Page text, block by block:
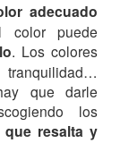
adecuado
color puede
. Los colores
tranquilidad…
que darle
los
que resalta y